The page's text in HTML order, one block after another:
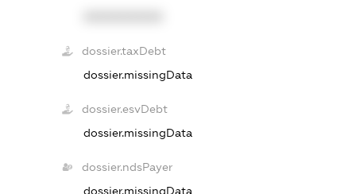
dossier.taxDebt
dossier.missingData
dossier.esvDebt
dossier.missingData
dossier.ndsPayer
dossier.missingData